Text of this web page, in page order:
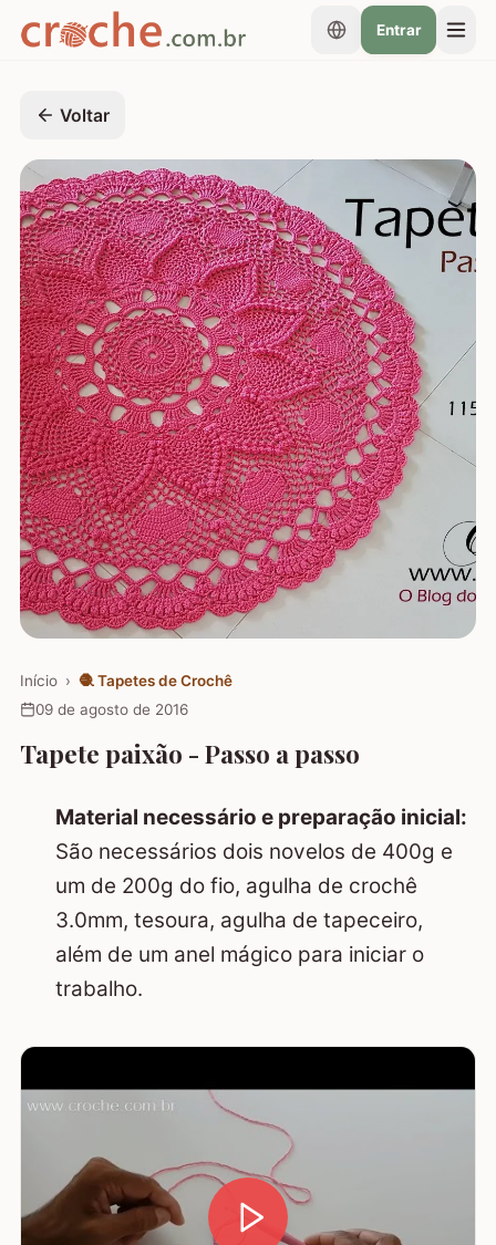
Entrar
Voltar
Início › 🧶 Tapetes de Crochê
09 de agosto de 2016
Tapete paixão - Passo a passo
Material necessário e preparação inicial:
São necessários dois novelos de 400g e
um de 200g do fio, agulha de crochê
3.0mm, tesoura, agulha de tapeceiro,
além de um anel mágico para iniciar o
trabalho.